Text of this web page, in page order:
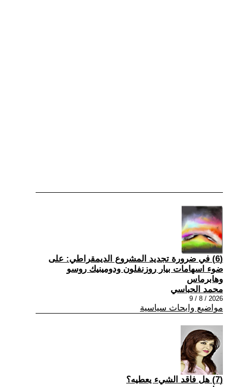
(6) في ضرورة تجديد المشروع الديمقراطي: على
ضوء اسهامات بيار روزنفلون ودومينيك روسو
وهابرماس
محمد الحباسي
2026 / 8 / 9
مواضيع وابحاث سياسية
(7) هل فاقد الشيء يعطيه؟